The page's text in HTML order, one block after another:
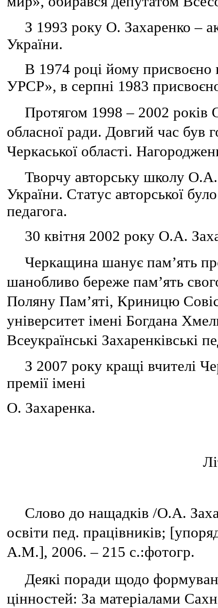
З 1993 року О. Захаренко –
України.
В 1974 році йому присвоєно
УРСР», в серпні 1983
Протягом 1998 – 2002 років
обласної ради. Довгий час був
Черкаської області.
Творчу авторську школу
України. Статус авторської
педагога.
30 квітня 2002 року О.А.
Черкащина шанує пам’ять
шанобливо береже пам’ять
Поляну Пам’яті, Криницю
університет імені Богдана
Всеукраїнські Захаренківські
З 2007 року кращі вчителі
премії імені
О. Захаренка.
Слово до нащадків /О.А.
освіти пед. працівників;
А.М.], 2006. – 215 с.:фотогр.
Деякі поради щодо
цінностей: За матеріалами